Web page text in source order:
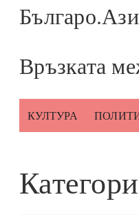
Връзката
КУЛТУРА